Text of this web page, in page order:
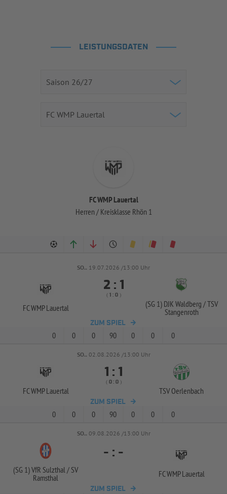
LEISTUNGSDATEN
FC WMP Lauertal
Herren / Kreisklasse Rhön 1
SO.. 19.07.2026 /13:00 Uhr
FC WMP Lauertal
 : 
(  :  )
(SG 1) DJK Waldberg /TSV
Stangenroth
ZUM SPIEL
0 0 0 90 0 0 0
SO.. 02.08.2026 /13:00 Uhr
FC WMP Lauertal
 : 
( :  )
TSV Oerlenbach
ZUM SPIEL
0 0 0 90 0 0 0
SO.. 09.08.2026 /13:00 Uhr
(SG 1) VfR Sulzthal / SV
Ramsthal
- : -
FC WMP Lauertal
ZUM SPIEL